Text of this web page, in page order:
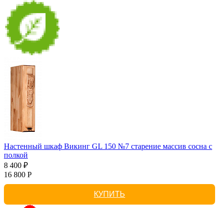
Настенный шкаф Викинг GL 150 №7 старение массив сосна с
полкой
8 400 ₽
16 800 Р
КУПИТЬ